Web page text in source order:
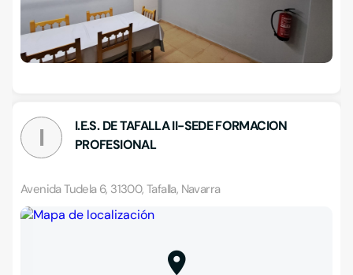
I
I.E.S. DE TAFALLA II-SEDE FORMACION
PROFESIONAL
Avenida Tudela 6, 31300, Tafalla, Navarra